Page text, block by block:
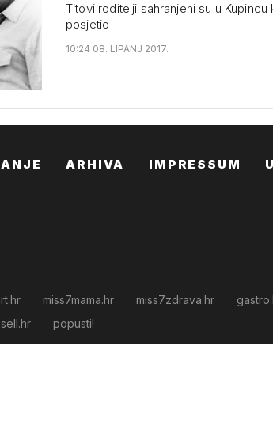
Titovi roditelji sahranjeni su u
posjetio
10:24 08. LIPANJ 2017.
ARHIVA IMPRESSUM
miss7mama.hr miss7zdrava.hr
popusti!